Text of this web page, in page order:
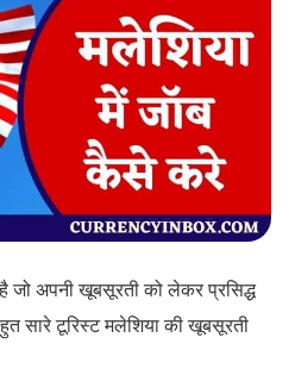
जो अपनी खूबसूरती को लेकर प्रसिद्ध
सारे टूरिस्ट मलेशिया की खूबसूरती